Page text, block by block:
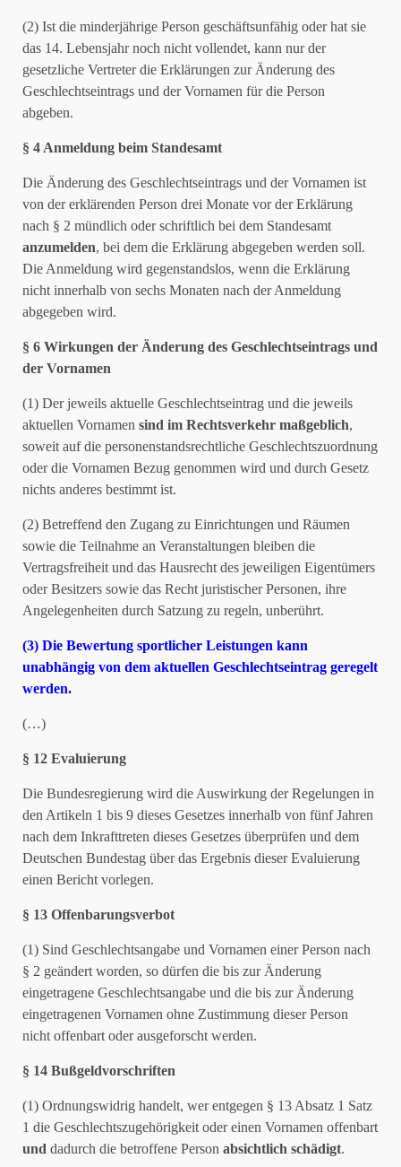
(2) Ist die minderjährige Person geschäftsunfähig oder hat sie
das 14. Lebensjahr noch nicht vollendet, kann nur der
gesetzliche Vertreter die Erklärungen zur Änderung des
Geschlechtseintrags und der Vornamen für die Person
abgeben.
§ 4 Anmeldung beim Standesamt
Die Änderung des Geschlechtseintrags und der Vornamen ist
von der erklärenden Person drei Monate vor der Erklärung
nach § 2 mündlich oder schriftlich bei dem Standesamt
anzumelden, bei dem die Erklärung abgegeben werden soll.
Die Anmeldung wird gegenstandslos, wenn die Erklärung
nicht innerhalb von sechs Monaten nach der Anmeldung
abgegeben wird.
§ 6 Wirkungen der Änderung des Geschlechtseintrags und
der Vornamen
(1) Der jeweils aktuelle Geschlechtseintrag und die jeweils
aktuellen Vornamen sind im Rechtsverkehr maßgeblich,
soweit auf die personenstandsrechtliche Geschlechtszuordnung
oder die Vornamen Bezug genommen wird und durch Gesetz
nichts anderes bestimmt ist.
(2) Betreffend den Zugang zu Einrichtungen und Räumen
sowie die Teilnahme an Veranstaltungen bleiben die
Vertragsfreiheit und das Hausrecht des jeweiligen Eigentümers
oder Besitzers sowie das Recht juristischer Personen, ihre
Angelegenheiten durch Satzung zu regeln, unberührt.
(3) Die Bewertung sportlicher Leistungen kann
unabhängig von dem aktuellen Geschlechtseintrag geregelt
werden.
(…)
§ 12 Evaluierung
Die Bundesregierung wird die Auswirkung der Regelungen in
den Artikeln 1 bis 9 dieses Gesetzes innerhalb von fünf Jahren
nach dem Inkrafttreten dieses Gesetzes überprüfen und dem
Deutschen Bundestag über das Ergebnis dieser Evaluierung
einen Bericht vorlegen.
§ 13 Offenbarungsverbot
(1) Sind Geschlechtsangabe und Vornamen einer Person nach
§ 2 geändert worden, so dürfen die bis zur Änderung
eingetragene Geschlechtsangabe und die bis zur Änderung
eingetragenen Vornamen ohne Zustimmung dieser Person
nicht offenbart oder ausgeforscht werden.
§ 14 Bußgeldvorschriften
(1) Ordnungswidrig handelt, wer entgegen § 13 Absatz 1 Satz
1 die Geschlechtszugehörigkeit oder einen Vornamen offenbart
und dadurch die betroffene Person absichtlich schädigt.